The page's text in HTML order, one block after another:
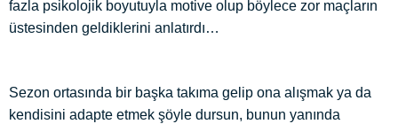
fazla psikolojik boyutuyla motive olup böylece zor maçların
üstesinden geldiklerini anlatırdı…
Sezon ortasında bir başka takıma gelip ona alışmak ya da
kendisini adapte etmek şöyle dursun, bunun yanında